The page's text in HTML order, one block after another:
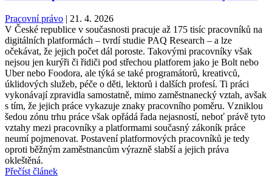
Pracovní právo | 21. 4. 2026
V České republice v současnosti pracuje až 175 tisíc pracovníků na
digitálních platformách – tvrdí studie PAQ Research – a lze
očekávat, že jejich počet dál poroste. Takovými pracovníky však
nejsou jen kurýři či řidiči pod střechou platforem jako je Bolt nebo
Uber nebo Foodora, ale týká se také programátorů, kreativců,
úklidových služeb, péče o děti, lektorů i dalších profesí. Ti práci
vykonávají zpravidla samostatně, mimo zaměstnanecký vztah, avšak
s tím, že jejich práce vykazuje znaky pracovního poměru. Vzniklou
šedou zónu trhu práce však opřádá řada nejasností, neboť právě tyto
vztahy mezi pracovníky a platformami současný zákoník práce
neumí pojmenovat. Postavení platformových pracovníků je tedy
oproti běžným zaměstnancům výrazně slabší a jejich práva
okleštěná.
Přečíst článek